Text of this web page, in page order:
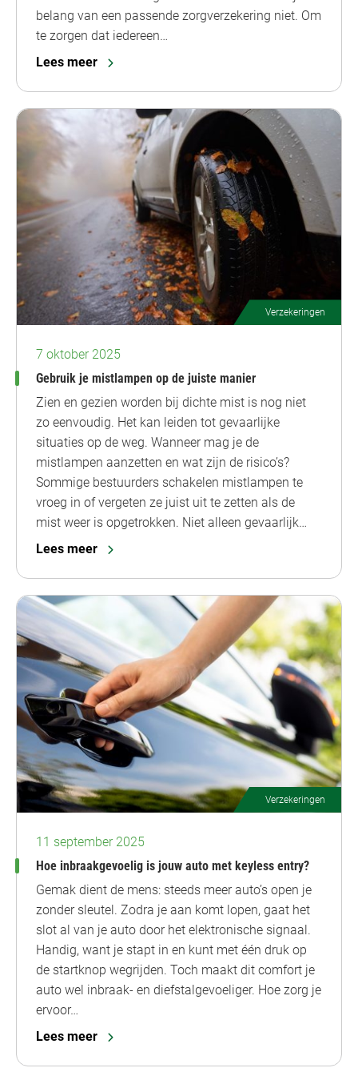
belang van een passende zorgverzekering niet. Om
te zorgen dat iedereen…
Lees meer
Verzekeringen
7 oktober 2025
Gebruik je mistlampen op de juiste manier
Zien en gezien worden bij dichte mist is nog niet
zo eenvoudig. Het kan leiden tot gevaarlijke
situaties op de weg. Wanneer mag je de
mistlampen aanzetten en wat zijn de risico’s?
Sommige bestuurders schakelen mistlampen te
vroeg in of vergeten ze juist uit te zetten als de
mist weer is opgetrokken. Niet alleen gevaarlijk…
Lees meer
Verzekeringen
11 september 2025
Hoe inbraakgevoelig is jouw auto met keyless entry?
Gemak dient de mens: steeds meer auto’s open je
zonder sleutel. Zodra je aan komt lopen, gaat het
slot al van je auto door het elektronische signaal.
Handig, want je stapt in en kunt met één druk op
de startknop wegrijden. Toch maakt dit comfort je
auto wel inbraak- en diefstalgevoeliger. Hoe zorg je
ervoor…
Lees meer